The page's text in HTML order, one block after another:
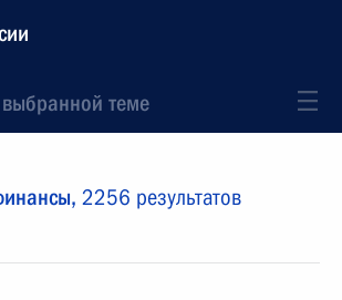
теме
2256 результатов